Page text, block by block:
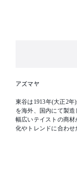
アズマヤ
東谷は1913年(大正2年)創業のメー
を海外、国内にて製造
幅広いテイストの商材があります。 雑貨
化やトレンドに合わせ